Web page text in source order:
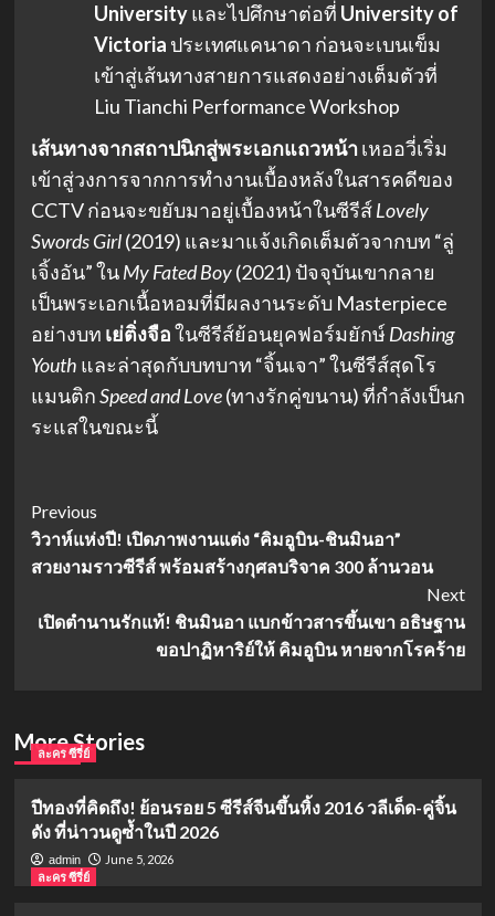
Universityและไปศึกษาต่อที่ University of
Victoria ประเทศแคนาดา ก่อนจะเบนเข็ม
เข้าสู่เส้นทางสายการแสดงอย่างเต็มตัวที่
Liu Tianchi Performance Workshop
เส้นทางจากสถาปนิกสู่พระเอกแถวหน้าเหออวี่เริ่ม
เข้าสู่วงการจากการทำงานเบื้องหลังในสารคดีของ
CCTV ก่อนจะขยับมาอยู่เบื้องหน้าในซีรีส์Lovely
Swords Girl(2019) และมาแจ้งเกิดเต็มตัวจากบท “ลู่
เจิ้งอัน” ในMy Fated Boy(2021) ปัจจุบันเขากลาย
เป็นพระเอกเนื้อหอมที่มีผลงานระดับ Masterpiece
อย่างบท เย่ติ่งจือในซีรีส์ย้อนยุคฟอร์มยักษ์ Dashing
Youth และล่าสุดกับบทบาท “จิ้นเจา” ในซีรีส์สุดโร
แมนติกSpeed and Love(ทางรักคู่ขนาน) ที่กำลังเป็นก
ระแสในขณะนี้
Post
Navigation
Previous
วิวาห์แห่งปี! เปิดภาพงานแต่ง “คิมอูบิน-ชินมินอา”
สวยงามราวซีรีส์ พร้อมสร้างกุศลบริจาค 300 ล้านวอน
Next
เปิดตำนานรักแท้! ชินมินอา แบกข้าวสารขึ้นเขา อธิษฐาน
ขอปาฏิหาริย์ให้ คิมอูบิน หายจากโรคร้าย
More Stories
ละคร ซีรี่ย์
ปีทองที่คิดถึง! ย้อนรอย 5 ซีรีส์จีนขึ้นหิ้ง 2016 วลีเด็ด-คู่จิ้น
ดัง ที่น่าวนดูซ้ำในปี 2026
admin
June 5, 2026
ละคร ซีรี่ย์